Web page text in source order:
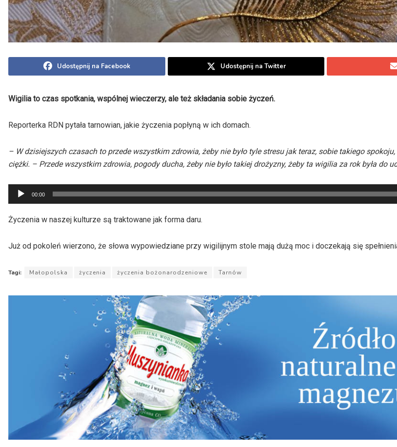
Udostępnij na Facebook Udostępnij na Twitter
Wigilia to czas spotkania, wspólnej wieczerzy, ale też składania sobie życzeń.
Reporterka RDN pytała tarnowian, jakie życzenia popłyną w ich domach.
– W dzisiejszych czasach to przede wszystkim zdrowia, żeby nie było tyle stresu jak teraz, sobie takiego spokoju,
ciężki. – Przede wszystkim zdrowia, pogody ducha, żeby nie było takiej drożyzny, żeby ta wigilia za rok była do
Odtwarzacz
plików
dźwiękowych
00:00
Życzenia w naszej kulturze są traktowane jak forma daru.
Już od pokoleń wierzono, że słowa wypowiedziane przy wigilijnym stole mają dużą moc i doczekają się
Tagi: Małopolska życzenia życzenia bożonarodzeniowe Tarnów